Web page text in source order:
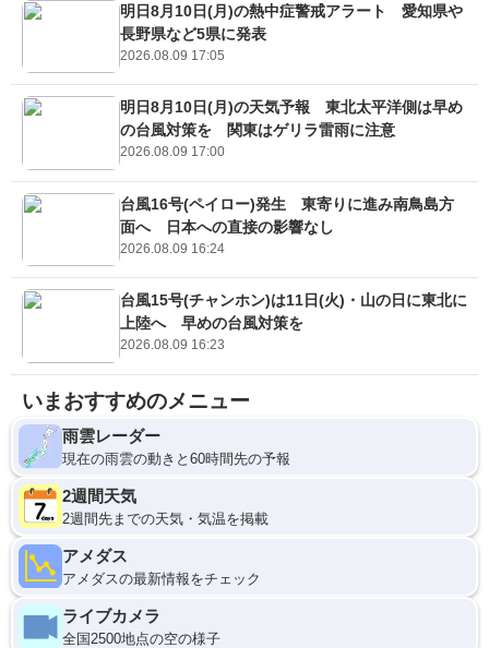
明日8月10日(月)の熱中症警戒アラート 愛知県や
長野県など5県に発表
2026.08.09 17:05
明日8月10日(月)の天気予報 東北太平洋側は早め
の台風対策を 関東はゲリラ雷雨に注意
2026.08.09 17:00
台風16号(ペイロー)発生 東寄りに進み南鳥島方
面へ 日本への直接の影響なし
2026.08.09 16:24
台風15号(チャンホン)は11日(火)・山の日に東北に
上陸へ 早めの台風対策を
2026.08.09 16:23
いまおすすめのメニュー
雨雲レーダー
現在の雨雲の動きと60時間先の予報
2週間天気
2週間先までの天気・気温を掲載
アメダス
アメダスの最新情報をチェック
ライブカメラ
全国2500地点の空の様子